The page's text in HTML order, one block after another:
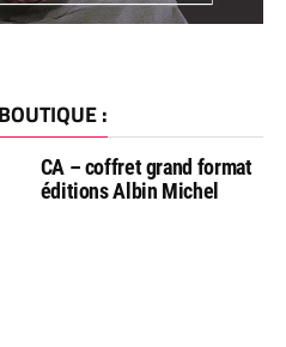
:
CA – coffret grand format
éditions Albin Michel